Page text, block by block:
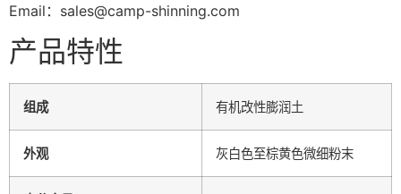
Email： sales@camp-shinning.com
产品特性
组成 有机改性膨润土
外观 灰白色至棕黄色微细粉末